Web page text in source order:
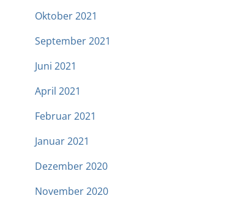
Oktober 2021
September 2021
Juni 2021
April 2021
Februar 2021
Januar 2021
Dezember 2020
November 2020